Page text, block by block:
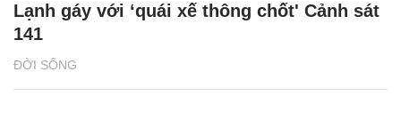
ĐỜI SỐNG
Lạnh gáy với ‘quái xế thông chốt' Cảnh sát
141